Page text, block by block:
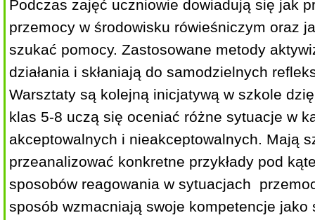
Podczas zajęć uczniowie dowiadują się jak
przemocy w środowisku rówieśniczym oraz
szukać pomocy. Zastosowane metody
działania i skłaniają do samodzielnych
Warsztaty są kolejną inicjatywą w szkole
klas 5-8 uczą się oceniać różne sytuacje w
akceptowalnych i nieakceptowalnych. Mają
przeanalizować konkretne przykłady pod
sposobów reagowania w sytuacjach
sposób wzmacniają swoje kompetencje jako